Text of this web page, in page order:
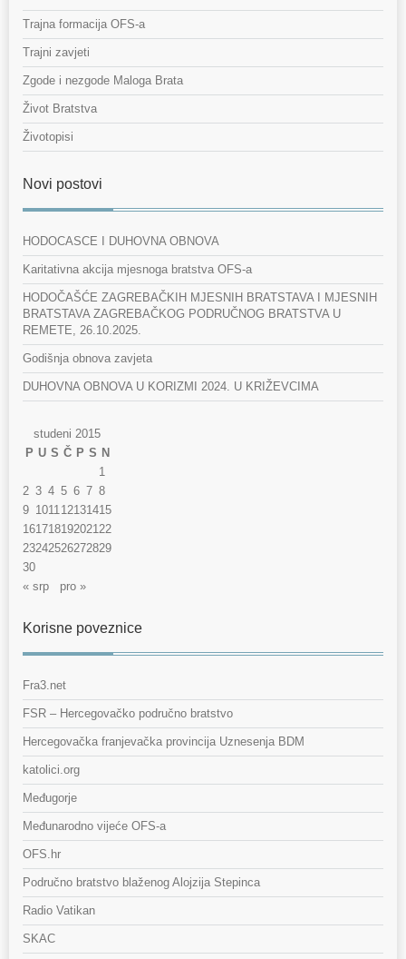
Trajna formacija OFS-a
Trajni zavjeti
Zgode i nezgode Maloga Brata
Život Bratstva
Životopisi
Novi postovi
HODOCASCE I DUHOVNA OBNOVA
Karitativna akcija mjesnoga bratstva OFS-a
HODOČAŠĆE ZAGREBAČKIH MJESNIH BRATSTAVA I MJESNIH
BRATSTAVA ZAGREBAČKOG PODRUČNOG BRATSTVA U
REMETE, 26.10.2025.
Godišnja obnova zavjeta
DUHOVNA OBNOVA U KORIZMI 2024. U KRIŽEVCIMA
studeni 2015
P U S Č P S N
1
2 3 4 5 6 7 8
9 101112131415
16171819202122
23242526272829
30
« srp
pro »
Korisne poveznice
Fra3.net
FSR – Hercegovačko područno bratstvo
Hercegovačka franjevačka provincija Uznesenja BDM
katolici.org
Međugorje
Međunarodno vijeće OFS-a
OFS.hr
Područno bratstvo blaženog Alojzija Stepinca
Radio Vatikan
SKAC